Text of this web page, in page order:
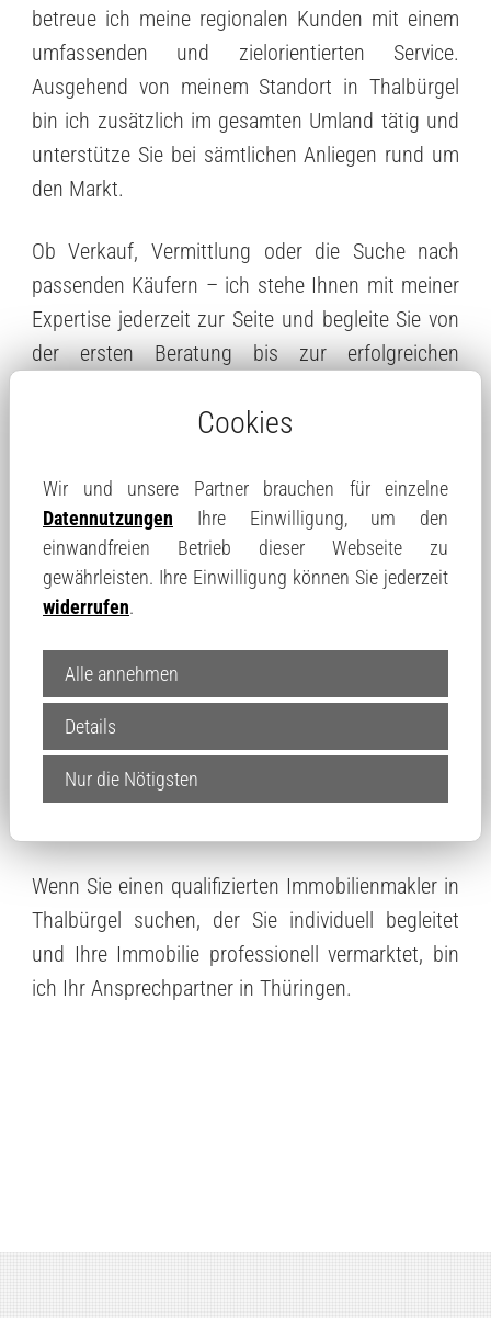
betreue ich meine regionalen Kunden mit einem
umfassenden und zielorientierten Service.
Ausgehend von meinem Standort in Thalbürgel
bin ich zusätzlich im gesamten Umland tätig und
unterstütze Sie bei sämtlichen Anliegen rund um
den Markt.
Ob Verkauf, Vermittlung oder die Suche nach
passenden Käufern – ich stehe Ihnen mit meiner
Expertise jederzeit zur Seite und begleite Sie von
der ersten Beratung bis zur erfolgreichen
Dabei lege ich großen Wert auf eine verlässliche
individuellen Anforderungen und Bedürfnissen
orientiert.
In einem ersten kostenfreien Termin nehme ich
mir ausreichend Zeit, um Ihre Situation
ausführlich zu bewerten und Ihnen die optimalen
Alternativen für einen erfolgreichen Verkauf in
Thalbürgel und der Region Thüringen
aufzuzeigen. Zusätzlich erhalten Sie wertvolle
Informationen, wie sich Ihre Immobilie effizienter
Wenn Sie einen qualifizierten Immobilienmakler in
Thalbürgel suchen, der Sie individuell begleitet
und Ihre Immobilie professionell vermarktet, bin
ich Ihr Ansprechpartner in Thüringen.
Cookies
Wir und unsere Partner brauchen für einzelne
Datennutzungen Ihre Einwilligung, um den
einwandfreien Betrieb dieser Webseite zu
gewährleisten. Ihre Einwilligung können Sie jederzeit
widerrufen.
Alle annehmen
Details
Nur die Nötigsten